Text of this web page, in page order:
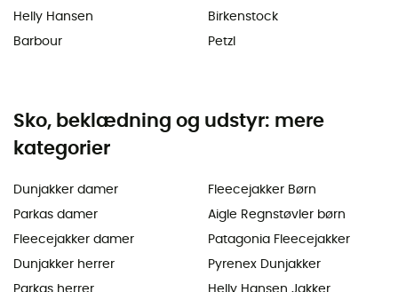
Helly Hansen
Barbour
Birkenstock
Petzl
Sko, beklædning og udstyr: mere
kategorier
Dunjakker damer
Parkas damer
Fleecejakker damer
Dunjakker herrer
Fleecejakker Børn
Aigle Regnstøvler børn
Patagonia Fleecejakker
Pyrenex Dunjakker